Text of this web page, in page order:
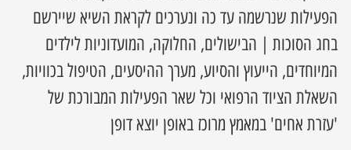
מקומית
עסקים
הפעילות שנרשמה עד כה ונערכים לקראת השיא שיירשם
בחג הסוכות | הבישולים, החלוקה, המועדוניות לילדים
המיוחדים, הייעוץ והסיוע, מערך ההיסעים, הטיפול בכוויות,
השאלת הציוד הרפואי וכל שאר הפעילות המבורכת של
'עזרת אחים' במאמץ מרוכז באופן יוצא דופן